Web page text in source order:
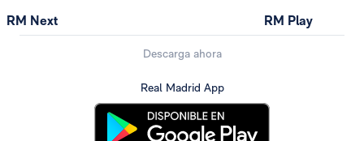
RM Next RM Play
Descarga ahora
Real Madrid App